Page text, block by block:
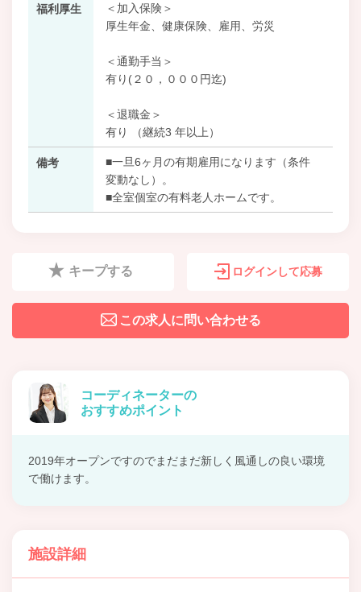
福利厚生
＜加入保険＞
厚生年金、健康保険、雇用、労災
＜通勤手当＞
有り(２０，０００円迄)
＜退職金＞
有り （継続3 年以上）
備考
■一旦6ヶ月の有期雇用になります（条件
変動なし）。
■全室個室の有料老人ホームです。
キープする ログインして応募
この求人に問い合わせる
コーディネーターの
おすすめポイント
2019年オープンですのでまだまだ新しく風通しの良い環境
で働けます。
施設詳細